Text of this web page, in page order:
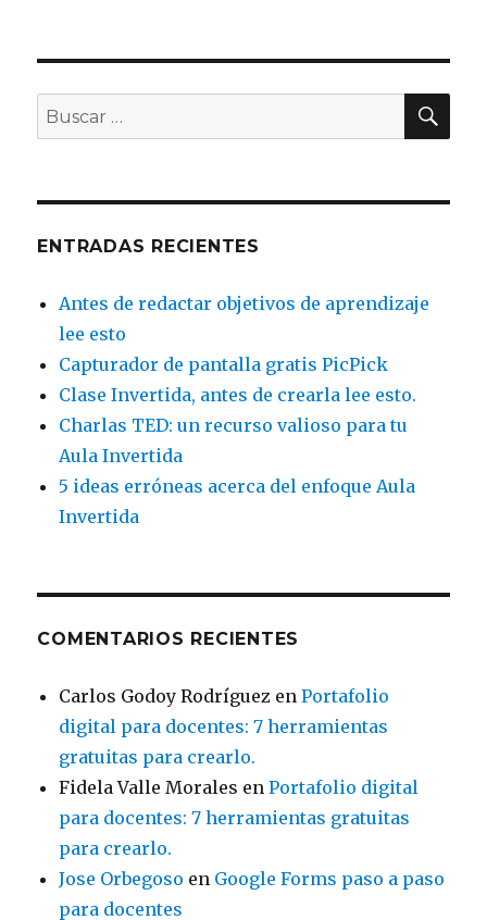
+
videoconferencia
Buscar
por:
ENTRADAS RECIENTES
Antes de redactar objetivos de aprendizaje
lee esto
Capturador de pantalla gratis PicPick
Clase Invertida, antes de crearla lee esto.
Charlas TED: un recurso valioso para tu
Aula Invertida
5 ideas erróneas acerca del enfoque Aula
Invertida
COMENTARIOS RECIENTES
Carlos Godoy Rodríguez enPortafolio
digital para docentes: 7 herramientas
gratuitas para crearlo.
Fidela Valle Morales enPortafolio digital
para docentes: 7 herramientas gratuitas
para crearlo.
Jose Orbegoso en Google Forms paso a paso
para docentes